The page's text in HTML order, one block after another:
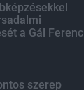
a Gál Ferenc
szerep